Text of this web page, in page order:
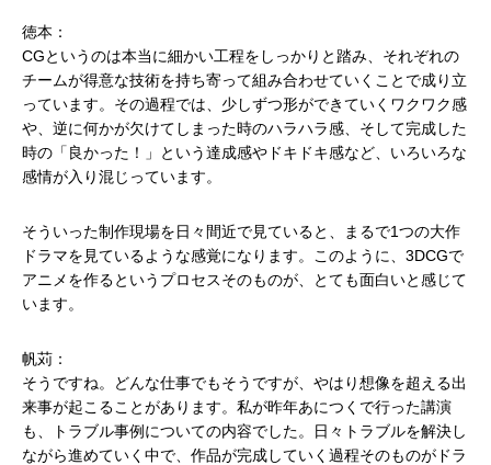
徳本：
CGというのは本当に細かい工程をしっかりと踏み、それぞれの
チームが得意な技術を持ち寄って組み合わせていくことで成り立
っています。その過程では、少しずつ形ができていくワクワク感
や、逆に何かが欠けてしまった時のハラハラ感、そして完成した
時の「良かった！」という達成感やドキドキ感など、いろいろな
感情が入り混じっています。
そういった制作現場を日々間近で見ていると、まるで1つの大作
ドラマを見ているような感覚になります。このように、3DCGで
アニメを作るというプロセスそのものが、とても面白いと感じて
います。
帆苅：
そうですね。どんな仕事でもそうですが、やはり想像を超える出
来事が起こることがあります。私が昨年あにつくで行った講演
も、トラブル事例についての内容でした。日々トラブルを解決し
ながら進めていく中で、作品が完成していく過程そのものがドラ